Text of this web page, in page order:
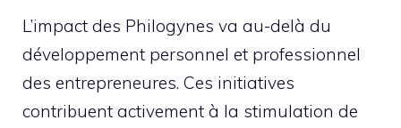
L’impact des Philogynes va au-delà du
développement personnel et professionnel
des entrepreneures. Ces initiatives
contribuent activement à la stimulation de